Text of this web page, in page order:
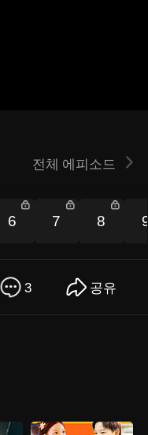
전체 에피소드
6 7 8
3 공유